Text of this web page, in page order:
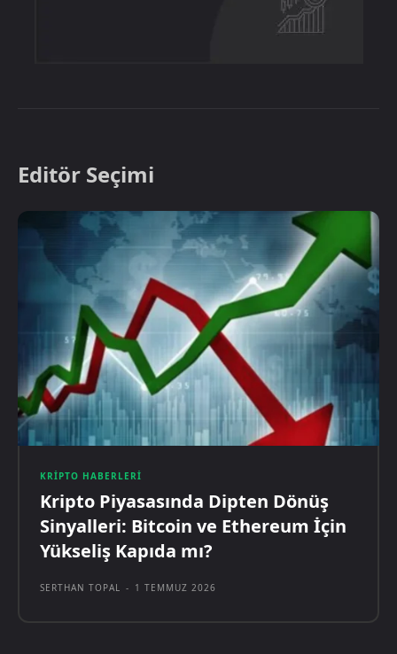
Editör Seçimi
KRIPTO HABERLERI
Kripto Piyasasında Dipten Dönüş
Sinyalleri: Bitcoin ve Ethereum İçin
Yükseliş Kapıda mı?
SERTHAN TOPAL - 1 TEMMUZ 2026